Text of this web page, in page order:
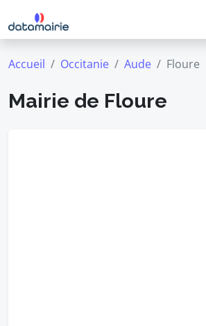
Accueil Occitanie Aude Floure
Mairie de Floure